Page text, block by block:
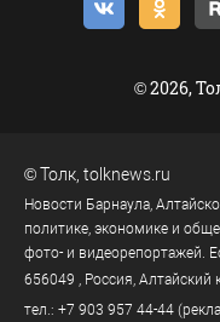
© 2026,
©Толк tolknews.ru
Новости Барнаула,
политике, экономике и
фото- и видеорепортажей.
656049 , Россия, Алтайский
тел.: +7 903 957 44-44